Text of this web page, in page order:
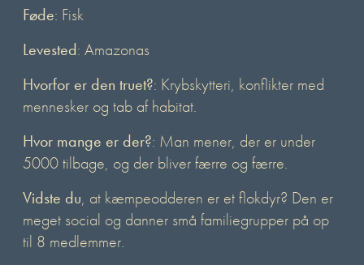
Føde: Fisk
Levested: Amazonas
Hvorfor er den truet?: Krybskytteri, konflikter med
mennesker og tab af habitat.
Hvor mange er der?: Man mener, der er under
5000 tilbage, og der bliver færre og færre.
Vidste du, at kæmpeodderen er et flokdyr? Den er
meget social og danner små familiegrupper på op
til 8 medlemmer.